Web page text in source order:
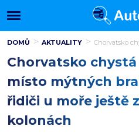
DOMŮ AKTUALITY Chorvatsko
Chorvatsko chystá
místo mýtných
řidiči u moře ještě
kolonách